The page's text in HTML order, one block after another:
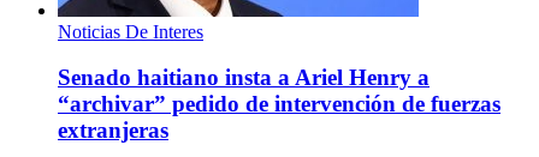
Noticias De Interes
Senado haitiano insta a Ariel Henry a
“archivar” pedido de intervención de fuerzas
extranjeras